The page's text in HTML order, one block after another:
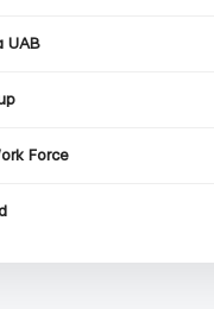
UAB
Force